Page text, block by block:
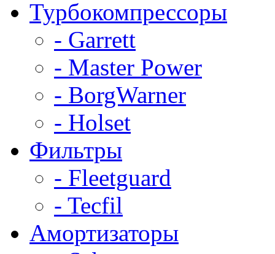
Турбокомпрессоры
- Garrett
- Master Power
- BorgWarner
- Holset
Фильтры
- Fleetguard
- Tecfil
Амортизаторы